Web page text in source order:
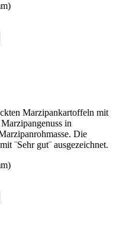
Marzipankartoffeln mit
in
Die
¨Sehr gut¨ ausgezeichnet.